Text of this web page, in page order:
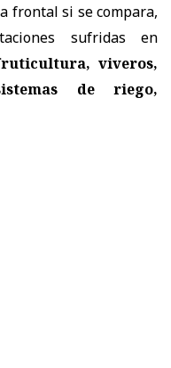
frontal si se compara,
sufridas en
viveros,
de riego,